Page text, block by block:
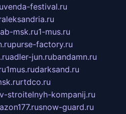
venda-festival.ru
msk.ru1-mus.ru
purse-factory.ru
adler-jun.rubandamn.ru
1mus.rudarksand.ru
rtdco.ru
stroitelnyh-kompanij.ru
snow-guard.ru